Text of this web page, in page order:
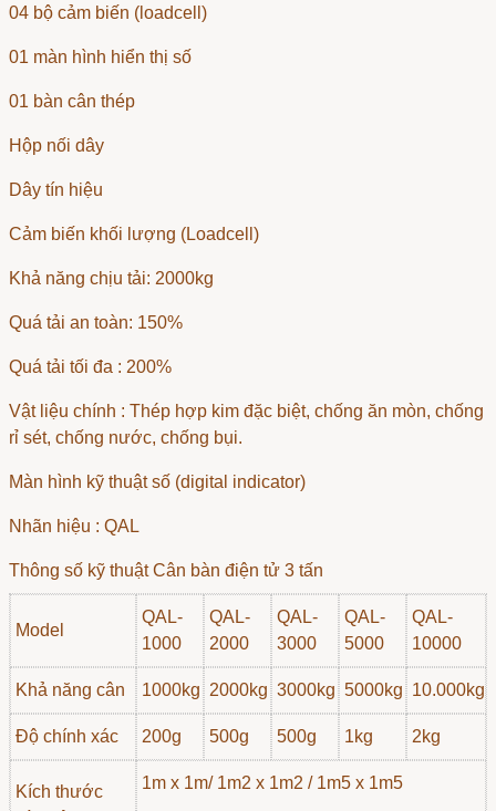
04 bộ cảm biến (loadcell)
01 màn hình hiển thị số
01 bàn cân thép
Hộp nối dây
Dây tín hiệu
Cảm biến khối lượng (Loadcell)
Khả năng chịu tải: 2000kg
Quá tải an toàn: 150%
Quá tải tối đa : 200%
Vật liệu chính : Thép hợp kim đặc biệt, chống ăn mòn, chống
rỉ sét, chống nước, chống bụi.
Màn hình kỹ thuật số (digital indicator)
Nhãn hiệu : QAL
Thông số kỹ thuật Cân bàn điện tử 3 tấn
Model
QAL-
1000
QAL-
2000
QAL-
3000
QAL-
5000
QAL-
10000
Khả năng cân 1000kg 2000kg 3000kg 5000kg 10.000kg
Độ chính xác 200g 500g 500g 1kg 2kg
Kích thước
1m x 1m/ 1m2 x 1m2 / 1m5 x 1m5